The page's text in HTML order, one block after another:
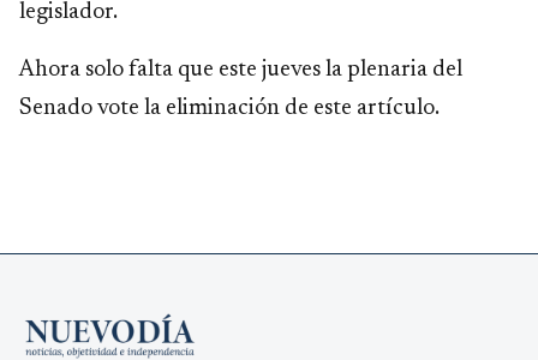
legislador.
Ahora solo falta que este jueves la plenaria del
Senado vote la eliminación de este artículo.